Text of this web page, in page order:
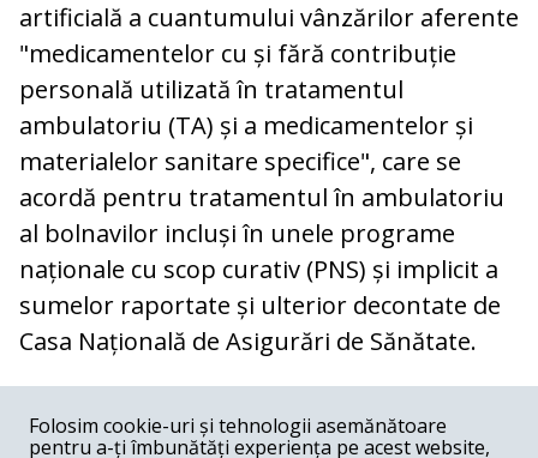
artificială a cuantumului vânzărilor aferente
"medicamentelor cu și fără contribuție
personală utilizată în tratamentul
ambulatoriu (TA) și a medicamentelor și
materialelor sanitare specifice", care se
acordă pentru tratamentul în ambulatoriu
al bolnavilor incluși în unele programe
naționale cu scop curativ (PNS) și implicit a
sumelor raportate și ulterior decontate de
Casa Națională de Asigurări de Sănătate.
COMENTARII
Folosim cookie-uri și tehnologii asemănătoare
pentru a-ți îmbunătăți experiența pe acest website,